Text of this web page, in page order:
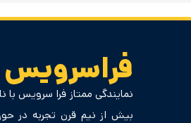
فراسرویس
نمایندگی ممتاز فرا سرویس با
بیش از نیم قرن تجربه در